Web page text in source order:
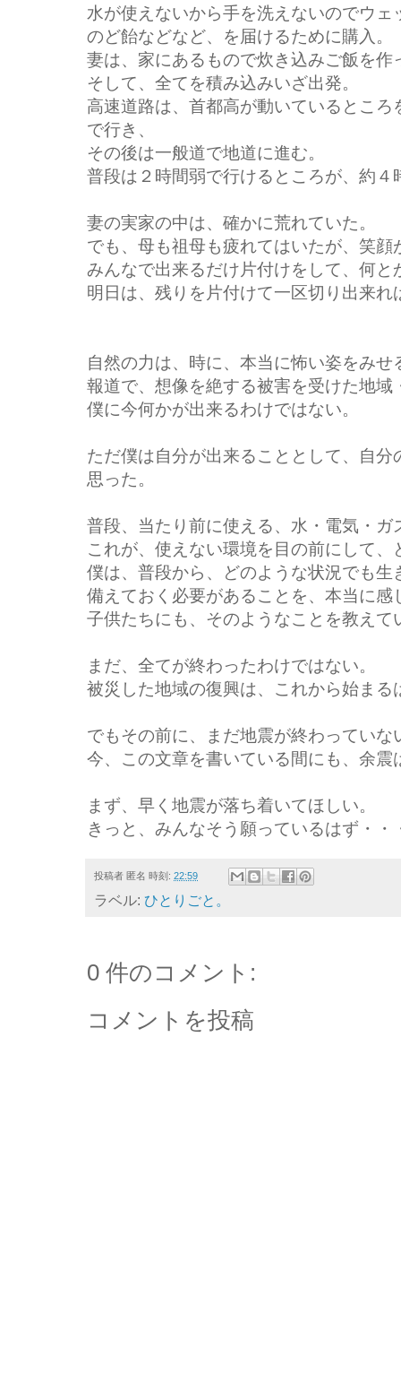
水が使えないから手を洗えないのでウ
のど飴などなど、を届けるために購入。
妻は、家にあるもので炊き込みご飯を
そして、全てを積み込みいざ出発。
高速道路は、首都高が動いているとこ
で行き、
その後は一般道で地道に進む。
普段は２時間弱で行けるところが、約４
妻の実家の中は、確かに荒れていた。
でも、母も祖母も疲れてはいたが、笑顔
みんなで出来るだけ片付けをして、何と
明日は、残りを片付けて一区切り出来
自然の力は、時に、本当に怖い姿をみせ
報道で、想像を絶する被害を受けた地
僕に今何かが出来るわけではない。
ただ僕は自分が出来ることとして、自
思った。
普段、当たり前に使える、水・電気・ガ
これが、使えない環境を目の前にして
僕は、普段から、どのような状況でも生
備えておく必要があることを、本当に感
子供たちにも、そのようなことを教え
まだ、全てが終わったわけではない。
被災した地域の復興は、これから始まる
でもその前に、まだ地震が終わっていな
今、この文章を書いている間にも、余震
まず、早く地震が落ち着いてほしい。
きっと、みんなそう願っているはず・・
投稿者 匿名 時刻: 22:59
ラベル: ひとりごと。
0 件のコメント:
コメントを投稿